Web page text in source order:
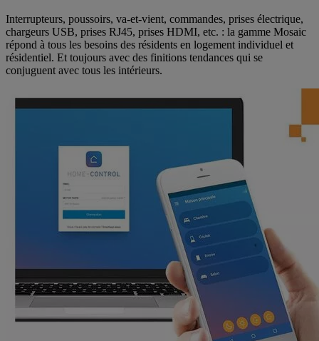
Interrupteurs, poussoirs, va-et-vient, commandes, prises électrique,
chargeurs USB, prises RJ45, prises HDMI, etc. : la gamme Mosaic
répond à tous les besoins des résidents en logement individuel et
résidentiel. Et toujours avec des finitions tendances qui se
conjuguent avec tous les intérieurs.